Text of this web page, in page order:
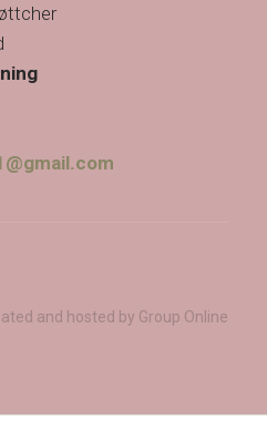
and hosted by Group Online